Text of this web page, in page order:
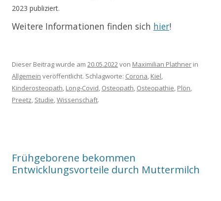
2023 publiziert.
Weitere Informationen finden sich hier!
Dieser Beitrag wurde am 20.05.2022 von Maximilian Plathner in
Allgemein veröffentlicht. Schlagworte: Corona Kiel
Kinderosteopath Long-Covid Osteopath Osteopathie Plön
Preetz Studie Wissenschaft.
Frühgeborene bekommen
Entwicklungsvorteile durch Muttermilch